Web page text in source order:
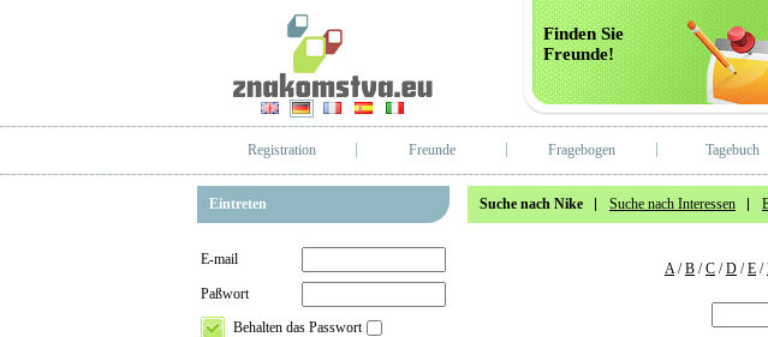
Finden Sie
Freunde!
Registration Freunde Fragebogen Tagebuch
Eintreten
E-mail
Paßwort
Behalten das Passwort
Suche nach Nike Suche nach Interessen
A/B /C /D /E /